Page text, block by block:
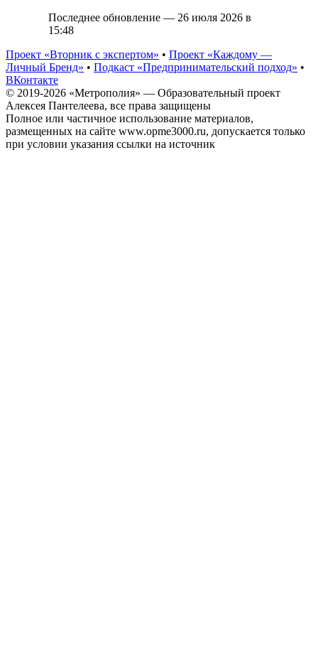
Последнее обновление — 26 июля 2026 в
15:48
Проект «Вторник с экспертом» • Проект «Каждому —
Личный Бренд» • Подкаст «Предпринимательский подход» •
ВКонтакте
© 2019-2026 «Метрополия» — Образовательный проект
Алексея Пантелеева, все права защищены
Полное или частичное использование материалов,
размещенных на сайте www.opme3000.ru, допускается только
при условии указания ссылки на источник